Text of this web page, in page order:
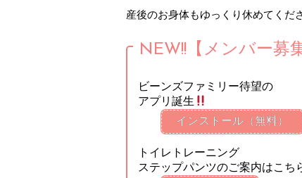
産後のお身体もゆっくり休めてくだ
NEW!!【メンバー募
ビーンズファミリー待望の
アプリ誕生
インストール（無料）
トイレトレーニング
ステップパンツのご案内はこち